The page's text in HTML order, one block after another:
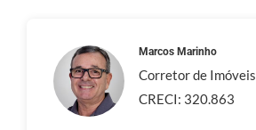
Marcos Marinho
Corretor de Imóveis
CRECI: 320.863